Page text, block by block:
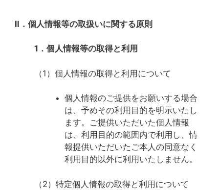
Ⅱ．個人情報等の取扱いに関する原則
1．個人情報等の取得と利用
（1）個人情報の取得と利用について
個人情報のご提供をお願いする場合
は、予めその利用目的を明示いたし
ます。ご提供いただいた個人情報
は、利用目的の範囲内で利用し、情
報提供いただいたご本人の同意なく
利用目的以外に利用いたしません。
（2）特定個人情報の取得と利用について